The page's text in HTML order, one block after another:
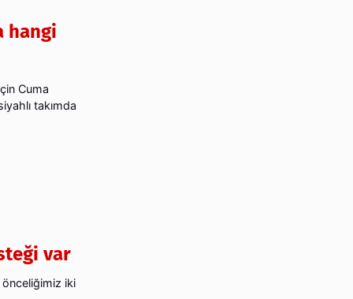
hangi
Cuma
takımda
var
iki